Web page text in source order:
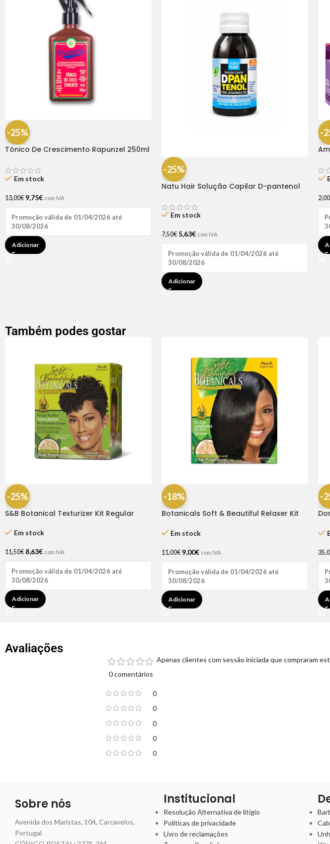
-25%
Tónico De Crescimento Rapunzel 250ml
Em stock
13,00€ 9,75€ com IVA
Promoção válida de 01/04/2026 até
30/08/2026
Adicionar
-25%
Natu Hair Solução Capilar D-pantenol
Em stock
7,50€ 5,63€ com IVA
Promoção válida de 01/04/2026 até
30/08/2026
Adicionar
-
2,00
Também podes gostar
-25%
S&B Botanical Texturizer Kit Regular
Em stock
11,50€ 8,63€ com IVA
Promoção válida de 01/04/2026 até
30/08/2026
Adicionar
-18%
Botanicals Soft & Beautiful Relaxer Kit
Em stock
11,00€ 9,00€ com IVA
Promoção válida de 01/04/2026 até
30/08/2026
Adicionar
-
Avaliações
0 comentários
0
0
0
0
0
Apenas clientes com sessão iniciada que compraram
Sobre nós
Avenida dos Maristas, 104, Carcavelos,
Portugal
Institucional
Resolução Alternativa de litígio
Políticas de privacidade
Livro de reclamações